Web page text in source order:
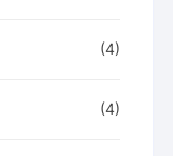
(4)
(4)